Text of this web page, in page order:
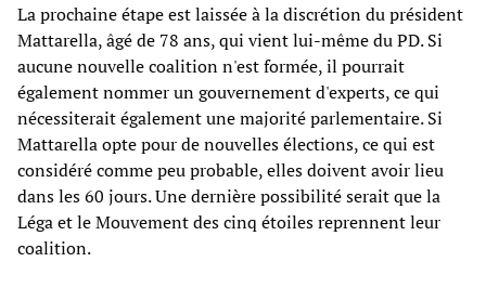
La prochaine étape est laissée à la discrétion du président
Mattarella, âgé de 78 ans, qui vient lui-même du PD. Si
aucune nouvelle coalition n'est formée, il pourrait
également nommer un gouvernement d'experts, ce qui
nécessiterait également une majorité parlementaire. Si
Mattarella opte pour de nouvelles élections, ce qui est
considéré comme peu probable, elles doivent avoir lieu
dans les 60 jours. Une dernière possibilité serait que la
Léga et le Mouvement des cinq étoiles reprennent leur
coalition.